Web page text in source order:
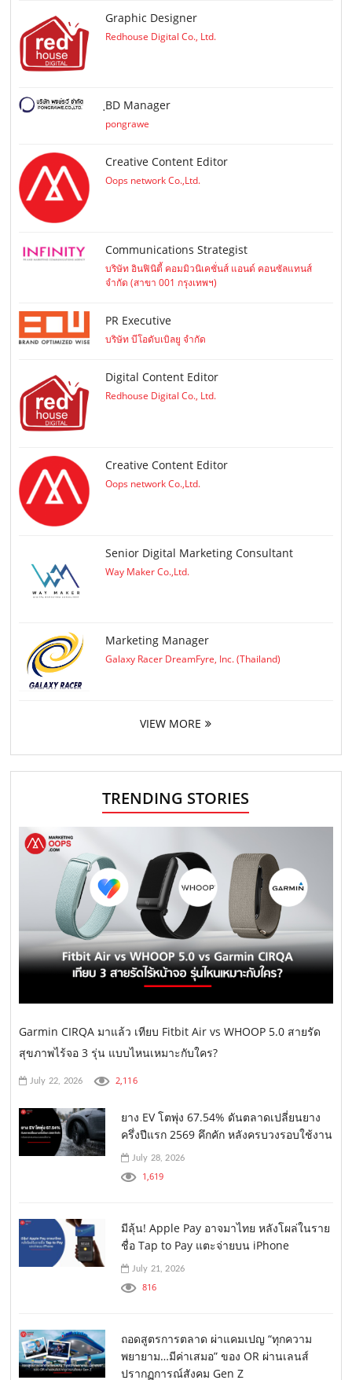
Graphic Designer
Redhouse Digital Co., Ltd.
ฺBD Manager
pongrawe
Creative Content Editor
Oops network Co.,Ltd.
Communications Strategist
บริษัท อินฟินิตี้ คอมมิวนิเคชั่นส์ แอนด์ คอนซัลแทนส์
จำกัด (สาขา 001 กรุงเทพฯ)
PR Executive
บริษัท บีโอดับเบิลยู จำกัด
Digital Content Editor
Redhouse Digital Co., Ltd.
Creative Content Editor
Oops network Co.,Ltd.
Senior Digital Marketing Consultant
Way Maker Co.,Ltd.
Marketing Manager
Galaxy Racer DreamFyre, Inc. (Thailand)
VIEW MORE
TRENDING STORIES
Garmin CIRQA มาแล้ว เทียบ Fitbit Air vs WHOOP 5.0 สายรัด
สุขภาพไร้จอ 3 รุ่น แบบไหนเหมาะกับใคร?
July 22, 2026 2,116
ยาง EV โตพุ่ง 67.54% ดันตลาดเปลี่ยนยาง
ครึ่งปีแรก 2569 คึกคัก หลังครบวงรอบใช้งาน
July 28, 2026
1,619
มีลุ้น! Apple Pay อาจมาไทย หลังโผล่ในราย
ชื่อ Tap to Pay แตะจ่ายบน iPhone
July 21, 2026
816
ถอดสูตรการตลาด ผ่าแคมเปญ “ทุกความ
พยายาม…มีค่าเสมอ” ของ OR ผ่านเลนส์
ปรากฏการณ์สังคม Gen Z